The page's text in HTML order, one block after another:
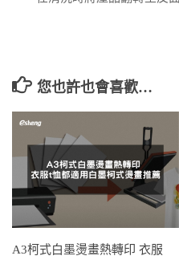
您也許也會喜歡…
A3柯式白墨燙畫熱轉印 衣服